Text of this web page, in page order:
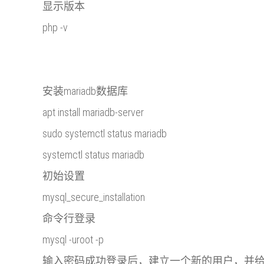
显示版本
php -v
安装mariadb数据库
apt install mariadb-server
sudo systemctl status mariadb
systemctl status mariadb
初始设置
mysql_secure_installation
命令行登录
mysql -uroot -p
输入密码成功登录后，建立一个新的用户，并